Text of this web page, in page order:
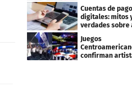
clientes
Cuentas de pago
digitales: mitos
verdades sobre
Juegos
confirman